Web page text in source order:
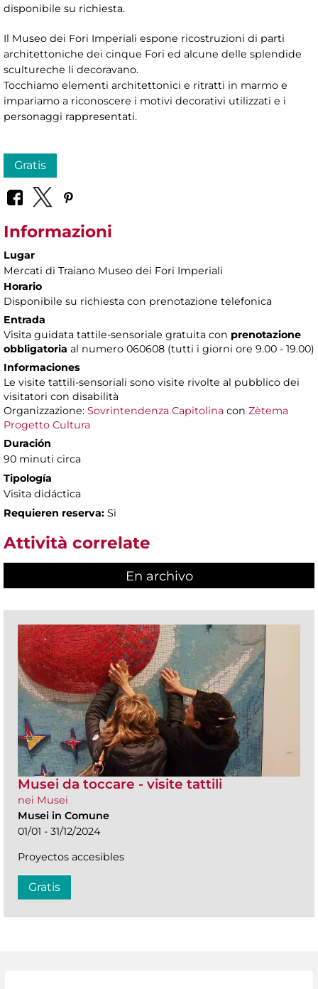
disponibile su richiesta.
Il Museo dei Fori Imperiali espone ricostruzioni di parti
architettoniche dei cinque Fori ed alcune delle splendide
scultureche li decoravano.
Tocchiamo elementi architettonici e ritratti in marmo e
impariamo a riconoscere i motivi decorativi utilizzati e i
personaggi rappresentati.
Gratis
Informazioni
Lugar
Mercati di Traiano Museo dei Fori Imperiali
Horario
Disponibile su richiesta con prenotazione telefonica
Entrada
Visita guidata tattile-sensoriale gratuita con prenotazione
obbligatoria al numero 060608 (tutti i giorni ore 9.00 - 19.00)
Informaciones
Le visite tattili-sensoriali sono visite rivolte al pubblico dei
visitatori con disabilità
Organizzazione: Sovrintendenza Capitolina con Zètema
Progetto Cultura
Duración
90 minuti circa
Tipología
Visita didáctica
Requieren reserva: Sì
Attività correlate
En archivo
Musei da toccare - visite tattili
nei Musei
Musei in Comune
01/01 - 31/12/2024
Proyectos accesibles
Gratis